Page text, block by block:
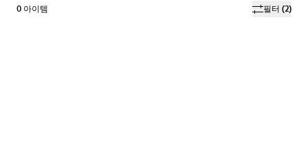
필터 (2)
0 아이템